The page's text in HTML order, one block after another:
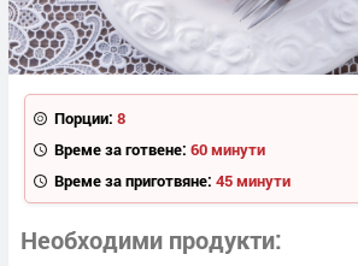
Порции: 8
Време за готвене: 60 минути
Време за приготвяне: 45 минути
Необходими продукти